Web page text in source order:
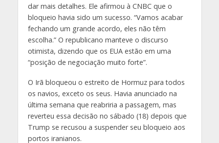
dar mais detalhes. Ele afirmou à CNBC que o
bloqueio havia sido um sucesso. “Vamos acabar
fechando um grande acordo, eles não têm
escolha.” O republicano manteve o discurso
otimista, dizendo que os EUA estão em uma
“posição de negociação muito forte”.
O Irã bloqueou o estreito de Hormuz para todos
os navios, exceto os seus. Havia anunciado na
última semana que reabriria a passagem, mas
reverteu essa decisão no sábado (18) depois que
Trump se recusou a suspender seu bloqueio aos
portos iranianos.